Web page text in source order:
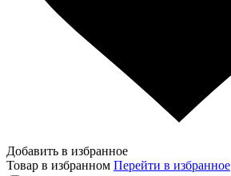
Добавить в избранное
Товар в избранном Перейти в избранное